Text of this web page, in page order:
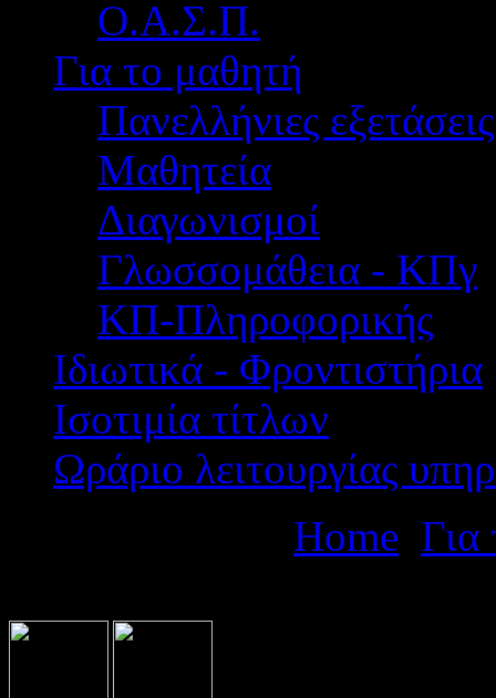
Ο.Α.Σ.Π.
Για το μαθητή
Πανελλήνιες εξετάσεις
Μαθητεία
Διαγωνισμοί
Γλωσσομάθεια - ΚΠγ
ΚΠ-Πληροφορικής
Ιδιωτικά - Φροντιστήρια
Ισοτιμία τίτλων
Ωράριο λειτουργίας
Home Για